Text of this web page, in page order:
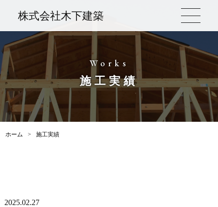
株式会社木下建築
Works
施工実績
ホーム > 施工実績
2025.02.27